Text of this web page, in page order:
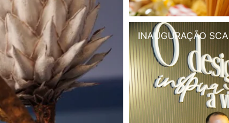
INAUGURAÇÃO SCA